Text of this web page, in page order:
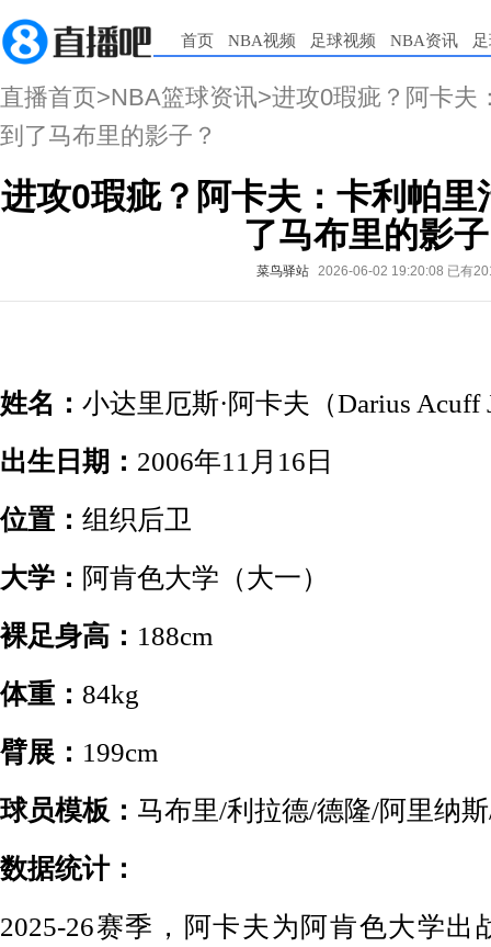
首页 NBA视频 足球视频 NBA资讯
直播首页>NBA篮球资讯>进攻0瑕疵？阿卡夫
到了马布里的影子？
进攻0瑕疵？阿卡夫：卡利帕里
了马布里的影
菜鸟驿站 2026-06-02 19:20:08 已有
姓名： 小达里厄斯·阿卡夫（Darius Acuff
出生日期： 2006年11月16日
位置： 组织后卫
大学： 阿肯色大学（大一）
裸足身高： 188cm
体重： 84kg
臂展： 199cm
球员模板： 马布里/利拉德/德隆/阿里纳
数据统计：
2025-26赛季，阿卡夫为阿肯色大学出